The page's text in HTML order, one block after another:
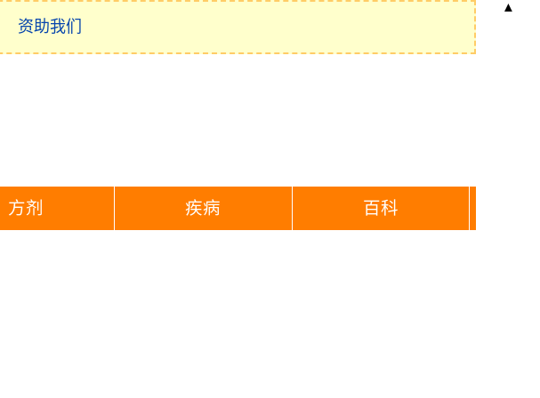
资助我们
方剂 疾病 百科
▲